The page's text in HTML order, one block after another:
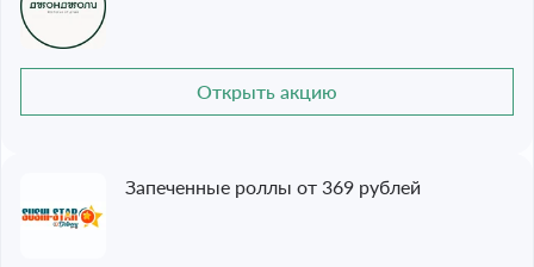
Открыть акцию
Запеченные роллы от 369 рублей